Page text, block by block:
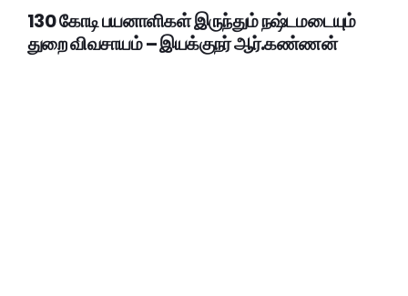
130 கோடி பயனாளிகள் இருந்தும் நஷ்டமடையும்
துறை விவசாயம் – இயக்குநர் ஆர்.கண்ணன்